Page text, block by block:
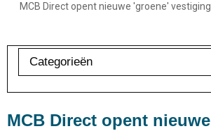
MCB Direct opent nieuwe 'groene'
Categorieën
Lean
MCB Direct opent